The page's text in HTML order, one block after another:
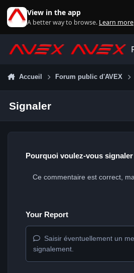
View in the app
A better way to browse. Learn more
Accueil Forum public d'AVEX
Signaler
Pourquoi voulez-vous
Your Report
Saisir éventuellement un
signalement.